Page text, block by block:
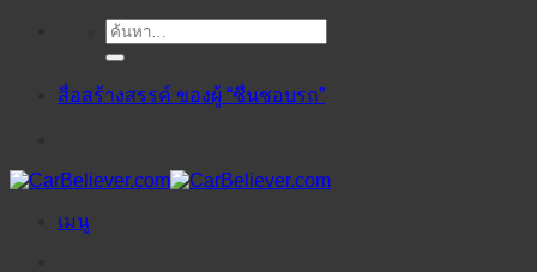
ค้นหา:
สื่อสร้างสรรค์ ของผู้ “ชื่นชอบรถ”
เมนู